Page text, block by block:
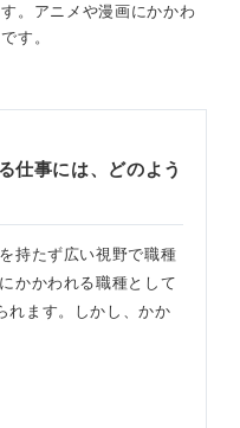
に問いかけてみてくだ
務部で、日々の業務に
界研究を深め、可能で
業界に飛び込んでみ
点を探っていくことを
。アニメや漫画にかかわ
す。
仕事には、どのよう
持たず広い視野で職種
かかわれる職種として
れます。しかし、かか